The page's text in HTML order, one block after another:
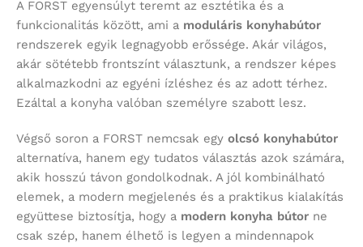
A FORST egyensúlyt teremt az esztétika és a
funkcionalitás között, ami a moduláris konyhabútor
rendszerek egyik legnagyobb erőssége. Akár világos,
akár sötétebb frontszínt választunk, a rendszer képes
alkalmazkodni az egyéni ízléshez és az adott térhez.
Ezáltal a konyha valóban személyre szabott lesz.
Végső soron a FORST nemcsak egy olcsó konyhabútor
alternatíva, hanem egy tudatos választás azok számára,
akik hosszú távon gondolkodnak. A jól kombinálható
elemek, a modern megjelenés és a praktikus kialakítás
együttese biztosítja, hogy a modern konyha bútor ne
csak szép, hanem élhető is legyen a mindennapok